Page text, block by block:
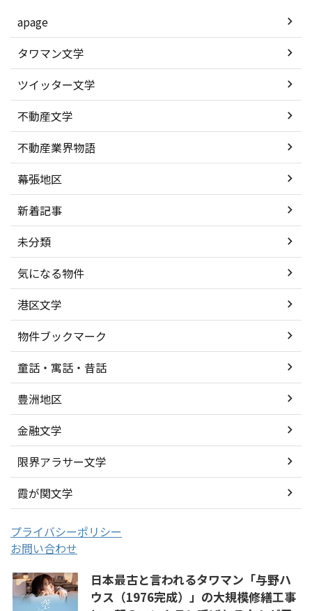
apage
タワマン文学
ツイッター文学
不動産文学
不動産業界物語
幕張地区
新着記事
未分類
気になる物件
港区文学
物件ブックマーク
童話・寓話・昔話
豊洲地区
金融文学
限界アラサー文学
霞が関文学
プライバシーポリシー
お問い合わせ
日本最古と言われるタワマン「与野ハ
ウス（1976完成）」の大規模修繕工事